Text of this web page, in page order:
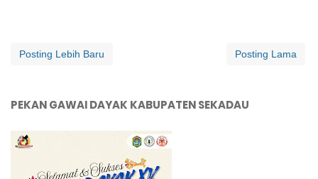
Posting Lebih Baru Posting Lama
PEKAN GAWAI DAYAK KABUPATEN SEKADAU